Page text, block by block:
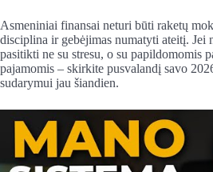
Asmeniniai finansai neturi būti raketų
disciplina ir gebėjimas numatyti ateitį. Jei
pasitikti ne su stresu, o su papildomomis
pajamomis – skirkite pusvalandį savo
sudarymui jau šiandien.